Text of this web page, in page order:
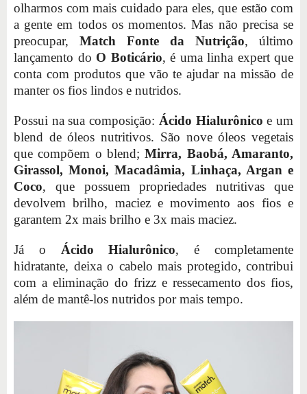
olharmos com mais cuidado para eles, que estão com
a gente em todos os momentos. Mas não precisa se
preocupar, Match Fonte da Nutrição, último
lançamento do O Boticário, é uma linha expert que
conta com produtos que vão te ajudar na missão de
manter os fios lindos e nutridos.
Possui na sua composição: Ácido Hialurônico e um
blend de óleos nutritivos. São nove óleos vegetais
que compõem o blend;Mirra, Baobá, Amaranto,
Girassol, Monoi, Macadâmia, Linhaça, Argan e
Coco, que possuem propriedades nutritivas que
devolvem brilho, maciez e movimento aos fios e
garantem 2x mais brilho e 3x mais maciez.
Já o Ácido Hialurônico, é completamente
hidratante, deixa o cabelo mais protegido, contribui
com a eliminação do frizz e ressecamento dos fios,
além de mantê-los nutridos por mais tempo.